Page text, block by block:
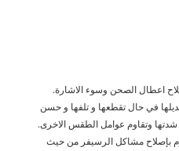
اعطال الصحن وسوء الاشارة.
في حال تقطعها و تلفها و حسن
شدتها وتقاوم عوامل الطقس الاخرى.
بإصلاح مشاكل الرسيفر من حيث